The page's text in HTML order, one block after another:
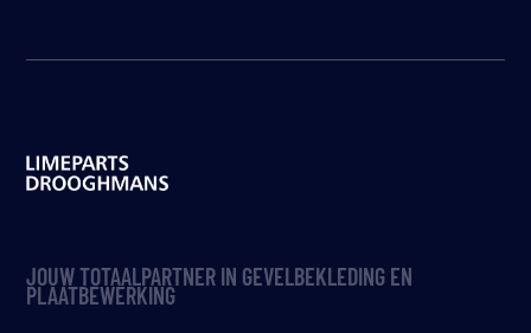
JOUW TOTAALPARTNER IN GEVELBEKLEDING EN
PLAATBEWERKING